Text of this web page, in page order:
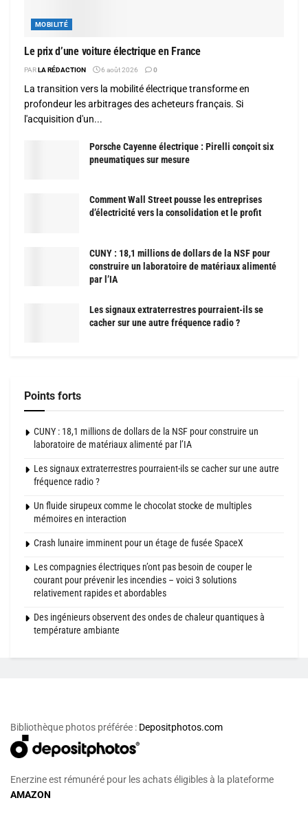
MOBILITÉ
Le prix d’une voiture électrique en France
PARLA RÉDACTION 6 août 2026 0
La transition vers la mobilité électrique transforme en
profondeur les arbitrages des acheteurs français. Si
l'acquisition d'un...
Porsche Cayenne électrique : Pirelli conçoit six
pneumatiques sur mesure
Comment Wall Street pousse les entreprises
d’électricité vers la consolidation et le profit
CUNY : 18,1 millions de dollars de la NSF pour
construire un laboratoire de matériaux alimenté
par l’IA
Les signaux extraterrestres pourraient-ils se
cacher sur une autre fréquence radio ?
Points forts
CUNY : 18,1 millions de dollars de la NSF pour construire un
laboratoire de matériaux alimenté par l’IA
Les signaux extraterrestres pourraient-ils se cacher sur une autre
fréquence radio ?
Un fluide sirupeux comme le chocolat stocke de multiples
mémoires en interaction
Crash lunaire imminent pour un étage de fusée SpaceX
Les compagnies électriques n’ont pas besoin de couper le
courant pour prévenir les incendies – voici 3 solutions
relativement rapides et abordables
Des ingénieurs observent des ondes de chaleur quantiques à
température ambiante
Bibliothèque photos préférée : Depositphotos.com
Enerzine est rémunéré pour les achats éligibles à la plateforme
AMAZON